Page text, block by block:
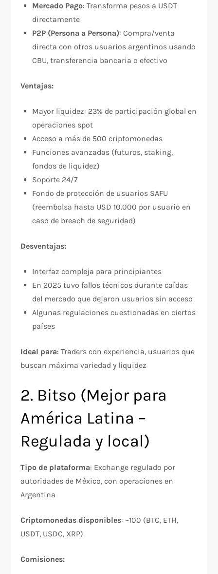
Mercado Pago: Transforma pesos a USDT
directamente​
P2P (Persona a Persona): Compra/venta
directa con otros usuarios argentinos usando
CBU, transferencia bancaria o efectivo​
Ventajas:
Mayor liquidez: 23% de participación global en
operaciones spot​
Acceso a más de 500 criptomonedas​
Funciones avanzadas (futuros, staking,
fondos de liquidez)​
Soporte 24/7​
Fondo de protección de usuarios SAFU
(reembolsa hasta USD 10.000 por usuario en
caso de breach de seguridad)​
Desventajas:
Interfaz compleja para principiantes​
En 2025 tuvo fallos técnicos durante caídas
del mercado que dejaron usuarios sin acceso​
Algunas regulaciones cuestionadas en ciertos
países​
Ideal para: Traders con experiencia, usuarios que
buscan máxima variedad y liquidez​
2. Bitso (Mejor para
América Latina –
Regulada y local)
Tipo de plataforma: Exchange regulado por
autoridades de México, con operaciones en
Argentina
Criptomonedas disponibles: ~100 (BTC, ETH,
USDT, USDC, XRP)​
Comisiones: